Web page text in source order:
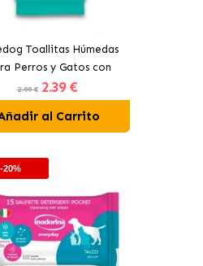
Toallitas Húmedas
Perros y Gatos con
Manzanilla
2.99 € 2.39 €
al Carrito
-20%